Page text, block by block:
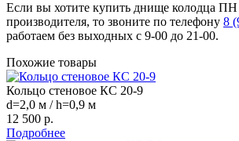
Если вы хотите купить днище колодца
производителя, то звоните по телефону 8
работаем без выходных с 9-00 до 21-00.
Похожие товары
Кольцо стеновое КС 20-9
d=2,0 м / h=0,9 м
12 500 р.
Подробнее